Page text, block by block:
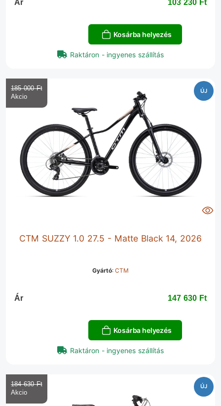
Ár 103 230 Ft‎
Kosárba helyezés
Raktáron - ingyenes szállítás
ÚJ
CTM SUZZY 1.0 27.5 - Matte Black 14, 2026
Gyártó:CTM
185 000 Ft‎
Ár 147 630 Ft‎
Kosárba helyezés
Raktáron - ingyenes szállítás
ÚJ
184 630 Ft‎